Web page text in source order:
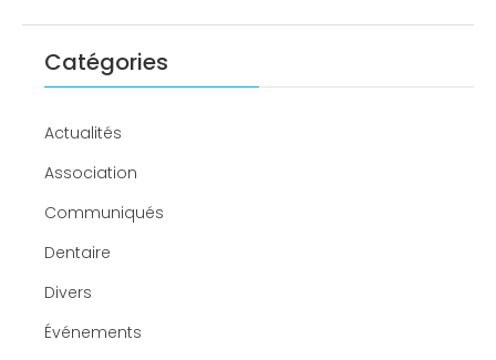
Catégories
Actualités
Association
Communiqués
Dentaire
Divers
Événements